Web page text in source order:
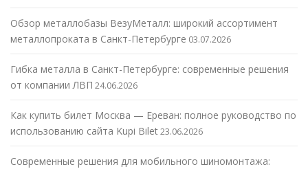
Обзор металлобазы ВезуМеталл: широкий ассортимент
металлопроката в Санкт-Петербурге 03.07.2026
Гибка металла в Санкт-Петербурге: современные решения
от компании ЛВП 24.06.2026
Как купить билет Москва — Ереван: полное руководство по
использованию сайта Kupi Bilet23.06.2026
Современные решения для мобильного шиномонтажа: